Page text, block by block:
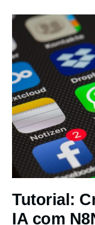
Tutorial:
IA com